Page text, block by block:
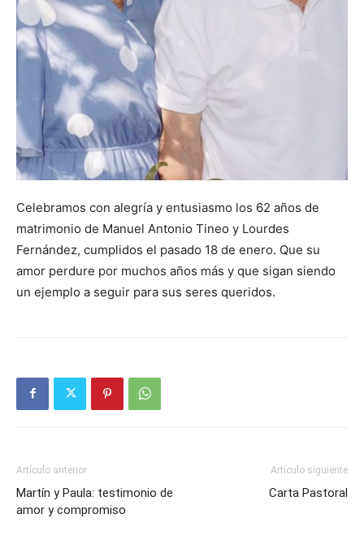
Celebramos con alegría y entusiasmo los 62 años de
matrimonio de Manuel Antonio Tineo y Lourdes
Fernández, cumplidos el pasado 18 de enero. Que su
amor perdure por muchos años más y que sigan siendo
un ejemplo a seguir para sus seres queridos.
Artículo anterior
Martín y Paula: testimonio de
amor y compromiso
Artículo siguiente
Carta Pastoral